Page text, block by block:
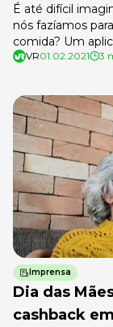
É até difícil
nós fazíamos
comida? Um
quase tudo que
VR01.02.2021 3
Imprensa
Dia das
cashback